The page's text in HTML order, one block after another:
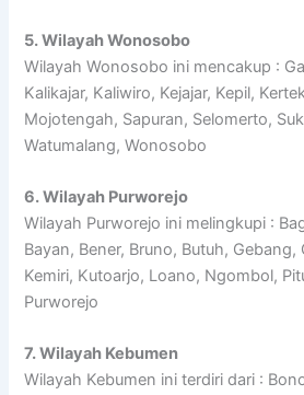
5. Wilayah Wonosobo
Wilayah Wonosobo ini mencakup :
Kalikajar, Kaliwiro, Kejajar, Kepil,
Mojotengah, Sapuran, Selomerto,
Watumalang, Wonosobo
6. Wilayah Purworejo
Wilayah Purworejo ini melingkupi :
Bayan, Bener, Bruno, Butuh, Gebang,
Kemiri, Kutoarjo, Loano, Ngombol,
Purworejo
7. Wilayah Kebumen
Wilayah Kebumen ini terdiri dari :